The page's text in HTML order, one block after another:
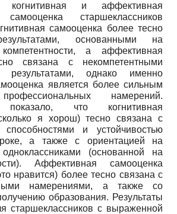
когнитивная и аффективная
самооценка старшеклассников
самооценка более тесно
основанными на
а аффективная
связана с некомпетентными
результатами, однако именно
является более сильным
намерений.
показало, что когнитивная
я хорош) тесно связана с
и устойчивостью
а также с ориентацией на
(основанной на
Аффективная самооценка
нравится) более тесно связана с
намерениями, а также со
образования. Результаты
старшеклассников с выраженной